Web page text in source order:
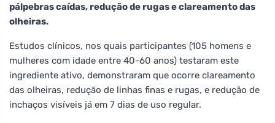
pálpebras caídas, redução de rugas e clareamento das
olheiras.
Estudos clínicos, nos quais participantes (105 homens e
mulheres com idade entre 40-60 anos) testaram este
ingrediente ativo, demonstraram que ocorre clareamento
das olheiras, redução de linhas finas e rugas, e redução de
inchaços visíveis já em 7 dias de uso regular.